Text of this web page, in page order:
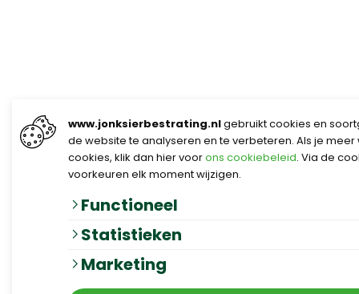
www.jonksierbestrating.nlgebruikt cookies en
de website te analyseren en te verbeteren. Als je
cookies, klik dan hier voorons cookiebeleid. Via de
voorkeuren elk moment wijzigen.
Functioneel
Statistieken
Marketing